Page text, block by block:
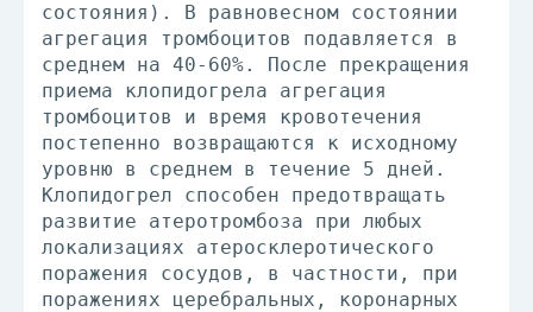
состояния). В равновесном состоянии
агрегация тромбоцитов подавляется в
среднем на 40-60%. После прекращения
приема клопидогрела агрегация
тромбоцитов и время кровотечения
постепенно возвращаются к исходному
уровню в среднем в течение 5 дней.
Клопидогрел способен предотвращать
развитие атеротромбоза при любых
локализациях атеросклеротического
поражения сосудов, в частности, при
поражениях церебральных, коронарных